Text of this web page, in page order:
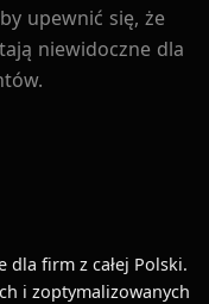
upewnić się, że
niewidoczne dla
dla firm z całej Polski.
i zoptymalizowanych